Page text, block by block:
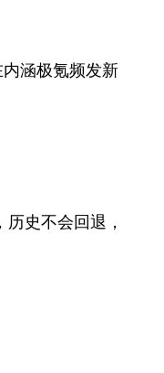
涵极氪频发新
史不会回退，